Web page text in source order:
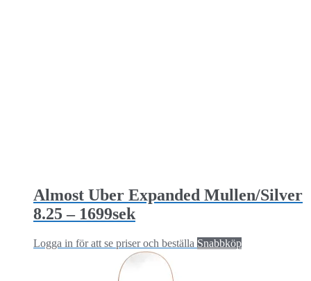
Almost Uber Expanded Mullen/Silver
8.25 – 1699sek
Logga in för att se priser och beställa Snabbköp